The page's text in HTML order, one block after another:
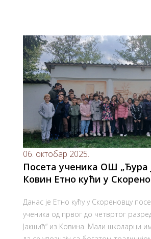
06. октобар 2025.
Посета ученика ОШ „Ђура
Ковин Етно кући у
Данас је Етно кућу у Скореновцу
ученика од првог до четвртог
Јакшић“ из Ковина. Мали школарци